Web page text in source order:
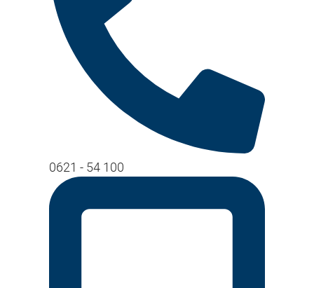
0621 - 54 100